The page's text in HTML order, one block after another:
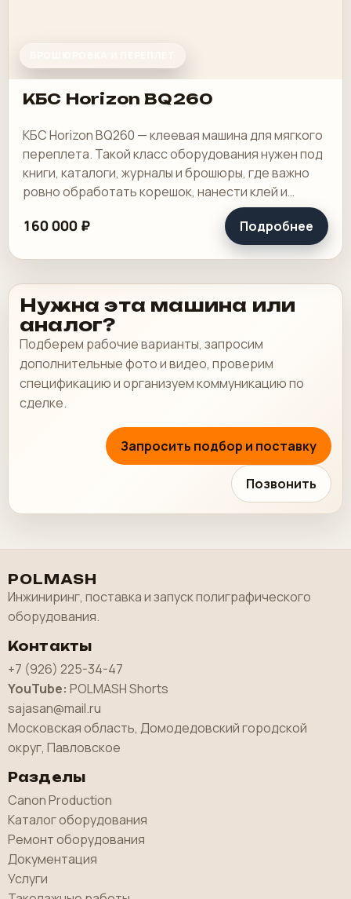
КБС Horizon BQ260
КБС Horizon BQ260 — клеевая машина для мягкого
переплета. Такой класс оборудования нужен под
книги, каталоги, журналы и брошюры, где важно
ровно обработать корешок, нанести клей и
получить аккуратный готовый блок.
160 000 ₽ Подробнее
Нужна эта машина или
аналог?
Подберем рабочие варианты, запросим
дополнительные фото и видео, проверим
спецификацию и организуем коммуникацию по
сделке.
Запросить подбор и поставку
Позвонить
POLMASH
Инжиниринг, поставка и запуск полиграфического
оборудования.
Контакты
+7 (926) 225-34-47
YouTube: POLMASH Shorts
sajasan@mail.ru
Московская область, Домодедовский городской
округ, Павловское
Разделы
Canon Production
Каталог оборудования
Ремонт оборудования
Документация
Услуги